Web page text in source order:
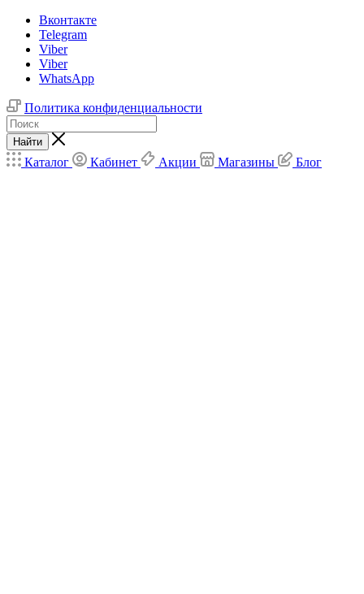
Вконтакте
Telegram
Viber
Viber
WhatsApp
Политика конфиденциальности
Найти
Каталог Кабинет Акции Магазины Блог